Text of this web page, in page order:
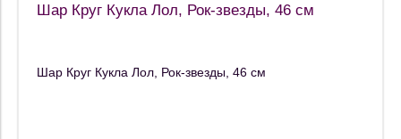
Шар Круг Кукла Лол, Рок-звезды, 46 см
Шар Круг Кукла Лол, Рок-звезды, 46 см